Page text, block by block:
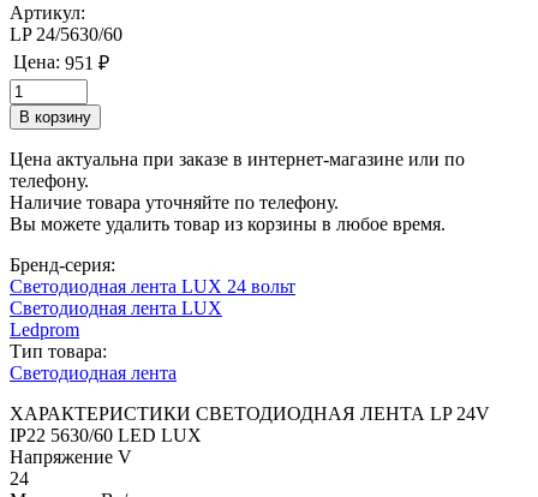
Артикул:
LP 24/5630/60
Цена: 951 ₽
Цена актуальна при заказе в интернет-магазине или по
телефону.
Наличие товара уточняйте по телефону.
Вы можете удалить товар из корзины в любое время.
Бренд-серия:
Светодиодная лента LUX 24 вольт
Светодиодная лента LUX
Ledprom
Тип товара:
Светодиодная лента
ХАРАКТЕРИСТИКИ СВЕТОДИОДНАЯ ЛЕНТА LP 24V
IP22 5630/60 LED LUX
Напряжение V
24